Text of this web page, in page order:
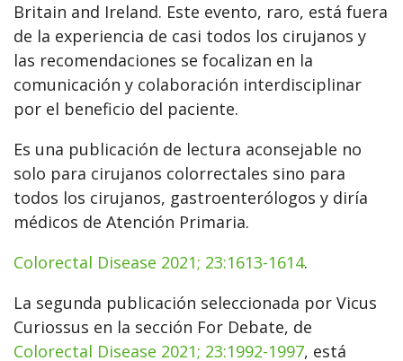
Britain and Ireland. Este evento, raro, está fuera
de la experiencia de casi todos los cirujanos y
las recomendaciones se focalizan en la
comunicación y colaboración interdisciplinar
por el beneficio del paciente.
Es una publicación de lectura aconsejable no
solo para cirujanos colorrectales sino para
todos los cirujanos, gastroenterólogos y diría
médicos de Atención Primaria.
Colorectal Disease 2021; 23:1613-1614.
La segunda publicación seleccionada por Vicus
Curiossus en la sección For Debate, de
Colorectal Disease 2021; 23:1992-1997, está